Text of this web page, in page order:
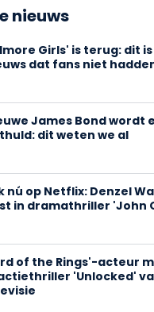
nieuws
Girls' is terug: dit
dat fans niet
James Bond wordt
dit weten we al
nú op Netflix: Denzel
in dramathriller 'John
of the Rings'-acteur
'Unlocked'